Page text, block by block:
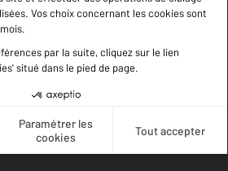
Votre agence est notée
Achat
Location